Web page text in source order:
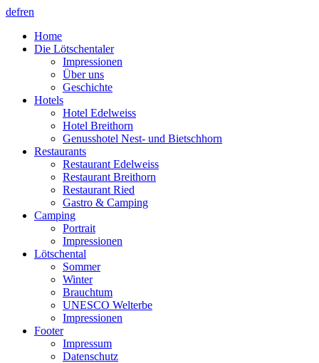
defren
Home
Die Lötschentaler
Impressionen
Über uns
Geschichte
Hotels
Hotel Edelweiss
Hotel Breithorn
Genusshotel Nest- und Bietschhorn
Restaurants
Restaurant Edelweiss
Restaurant Breithorn
Restaurant Ried
Gastro & Camping
Camping
Portrait
Impressionen
Lötschental
Sommer
Winter
Brauchtum
UNESCO Welterbe
Impressionen
Footer
Impressum
Datenschutz